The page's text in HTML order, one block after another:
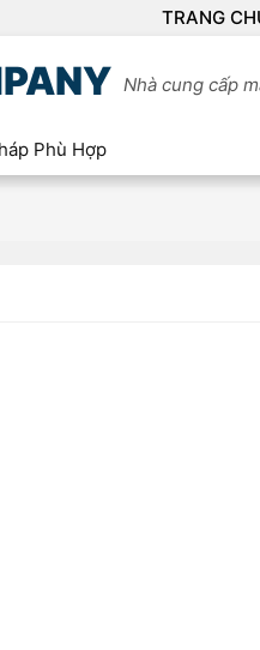
TRANG
Nhà cung cấp
Phù Hợp